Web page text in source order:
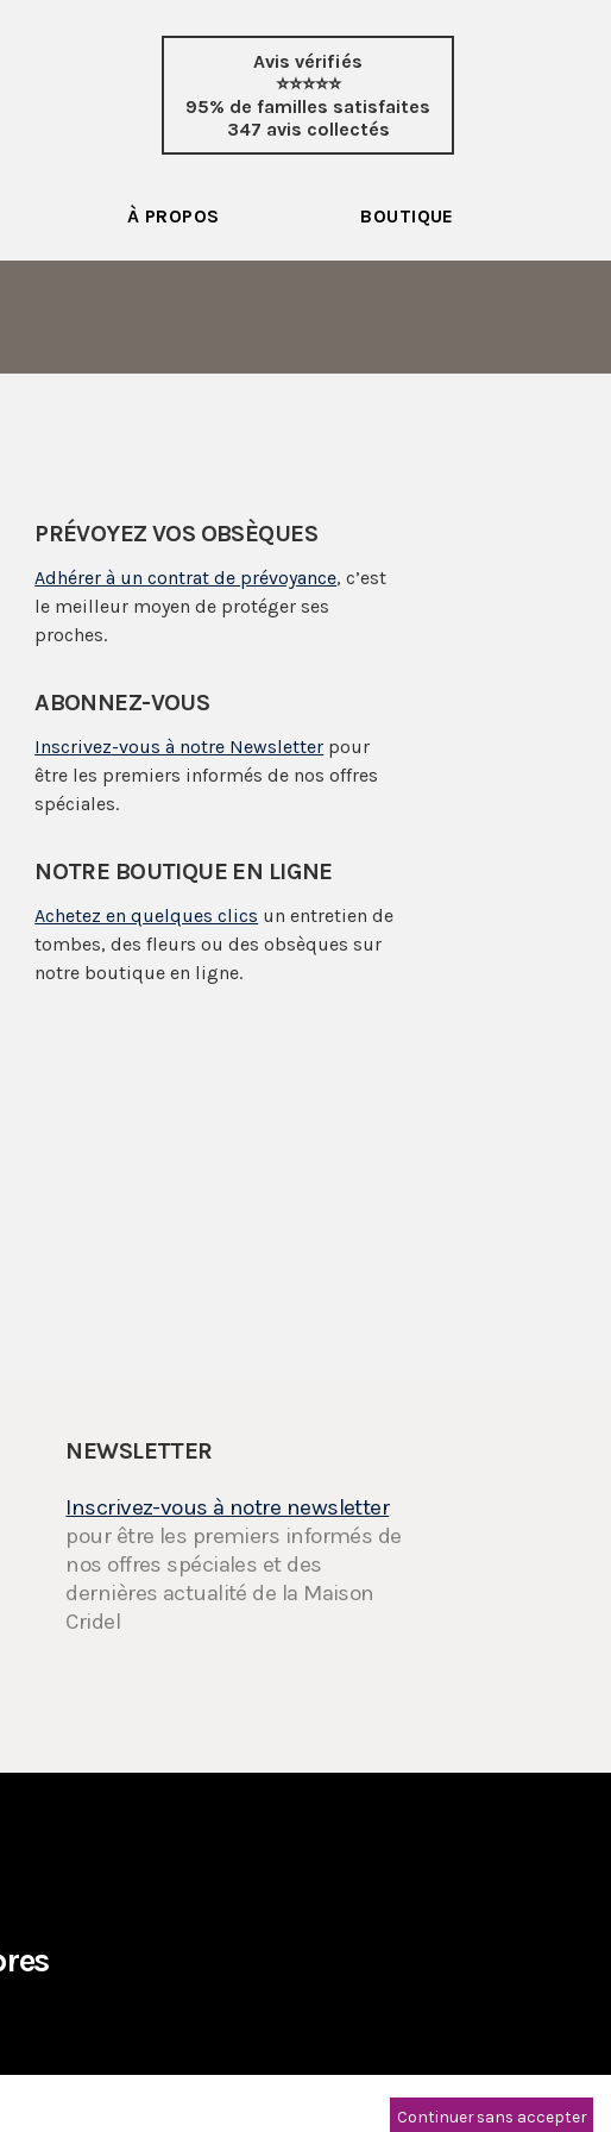
Avis vérifiés
⭐⭐⭐⭐⭐
95% de familles satisfaites
347 avis collectés
À PROPOS BOUTIQUE
PRÉVOYEZ VOS OBSÈQUES
Adhérer à un contrat de prévoyance, c’est
le meilleur moyen de protéger ses
proches.
ABONNEZ-VOUS
Inscrivez-vous à notre Newsletter pour
être les premiers informés de nos offres
spéciales.
NOTRE BOUTIQUE EN LIGNE
Achetez en quelques clics un entretien de
tombes, des fleurs ou des obsèques sur
notre boutique en ligne.
NEWSLETTER
Inscrivez-vous à notre newsletter
pour être les premiers informés de
nos offres spéciales et des
dernières actualité de la Maison
Cridel
Continuer sans accepter